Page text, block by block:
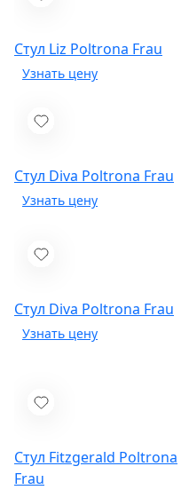
Стул Liz Poltrona Frau
Стул Diva Poltrona Frau
Стул Diva Poltrona Frau
Стул Fitzgerald Poltrona
Frau